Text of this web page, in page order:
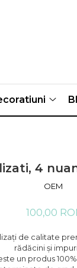
4
OEM
100,00
de calitate
rădăcini și
un produs